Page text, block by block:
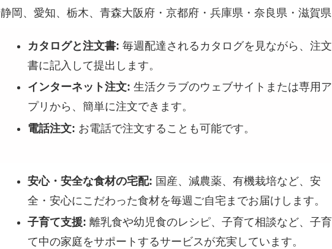
静岡、愛知、栃木、青森大阪府・京都府・兵庫県・奈良県・滋賀県
カタログと注文書: 毎週配達されるカタログを見ながら、注文
書に記入して提出します。
インターネット注文: 生活クラブのウェブサイトまたは専用ア
プリから、簡単に注文できます。
電話注文: お電話で注文することも可能です。
安心・安全な食材の宅配: 国産、減農薬、有機栽培など、安
全・安心にこだわった食材を毎週ご自宅までお届けします。
子育て支援: 離乳食や幼児食のレシピ、子育て相談など、子育
て中の家庭をサポートするサービスが充実しています。